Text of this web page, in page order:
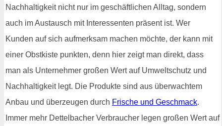
Nachhaltigkeit nicht nur im geschäftlichen Alltag, sondern
auch im Austausch mit Interessenten präsent ist. Wer
Kunden auf sich aufmerksam machen möchte, der kann mit
einer Obstkiste punkten, denn hier zeigt man direkt, dass
man als Unternehmer großen Wert auf Umweltschutz und
Nachhaltigkeit legt. Die Produkte sind aus überwachtem
Anbau und überzeugen durch Frische und Geschmack.
Immer mehr Dettelbacher Verbraucher legen großen Wert auf